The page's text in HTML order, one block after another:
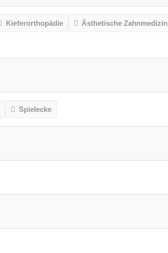
Kieferorthopädie Ästhetische Zahnmedizin
Spielecke